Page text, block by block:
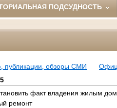
ПОДСУДНОСТЬ
публикации, обзоры СМИ
факт владения жилым
ремонт